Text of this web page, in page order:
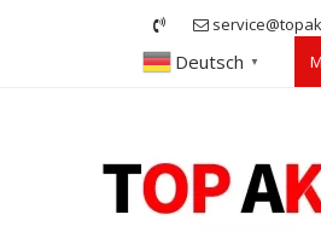
Deutsch ▼